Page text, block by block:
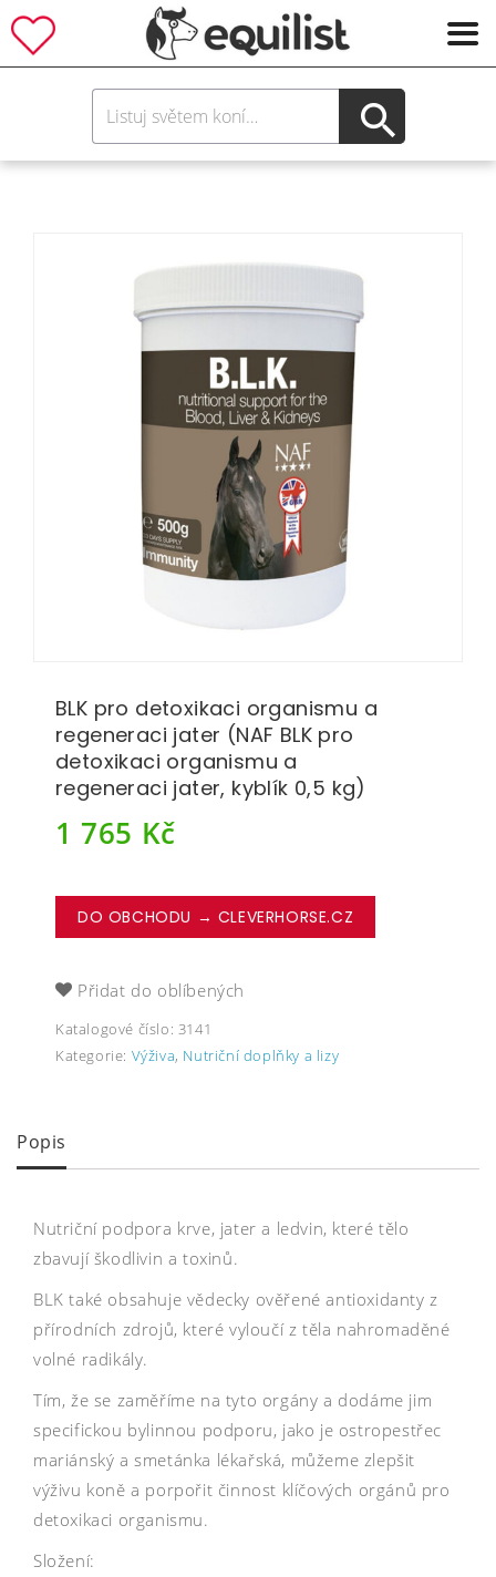
BLK pro detoxikaci organismu a
regeneraci jater (NAF BLK pro
detoxikaci organismu a
regeneraci jater, kyblík 0,5 kg)
1 765 Kč
DO OBCHODU → CLEVERHORSE.CZ
Přidat do oblíbených
Katalogové číslo: 3141
Kategorie: Výživa, Nutriční doplňky a lizy
Popis
Nutriční podpora krve, jater a ledvin, které tělo
zbavují škodlivin a toxinů.
BLK také obsahuje vědecky ověřené antioxidanty z
přírodních zdrojů, které vyloučí z těla nahromaděné
volné radikály.
Tím, že se zaměříme na tyto orgány a dodáme jim
specifickou bylinnou podporu, jako je ostropestřec
mariánský a smetánka lékařská, můžeme zlepšit
výživu koně a porpořit činnost klíčových orgánů pro
detoxikaci organismu.
Složení: